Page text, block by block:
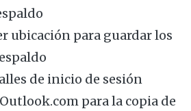
ubicación para guardar los
de inicio de sesión
para la copia de